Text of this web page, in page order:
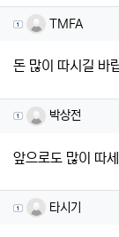
TMFA님의
TMFA
돈 많이 따시길 바
박상전님의
박상전
앞으로도 많이 따
타시기님의
타시기